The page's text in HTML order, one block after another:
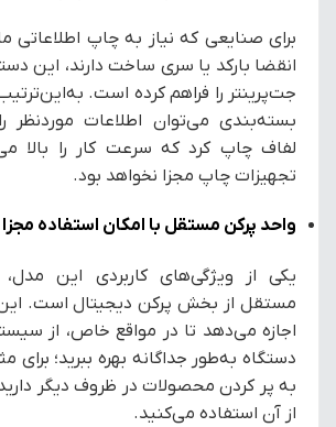
برای صنایعی که نیاز به چاپ اطلاعاتی
انقضا بارکد یا سری ساخت دارند، این
جت‌پرینتر را فراهم کرده است.
بسته‌بندی می‌توان اطلاعات موردنظر
لفاف چاپ کرد که سرعت کار را بالا
تجهیزات چاپ مجزا نخواهد بود.
واحد پرکن مستقل با امکان استفاده مجزا
یکی از ویژگی‌های کاربردی این مدل،
مستقل از بخش پرکن دیجیتال است.
اجازه می‌دهد تا در مواقع خاص، از
دستگاه به‌طور جداگانه بهره ببرید؛ برای
به پر کردن محصولات در ظروف دیگر
از آن استفاده می‌کنید.